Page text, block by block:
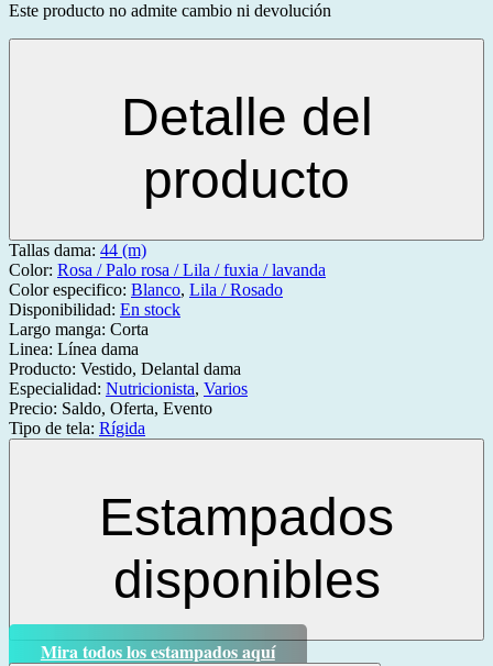
Este producto no admite cambio ni devolución
Detalle del
producto
Tallas dama: 44 (m)
Color: Rosa / Palo rosa / Lila / fuxia / lavanda
Color especifico: Blanco, Lila / Rosado
Disponibilidad: En stock
Largo manga: Corta
Linea: Línea dama
Producto: Vestido, Delantal dama
Especialidad: Nutricionista, Varios
Precio: Saldo, Oferta, Evento
Tipo de tela: Rígida
Estampados
disponibles
Mira todos los estampados aquí